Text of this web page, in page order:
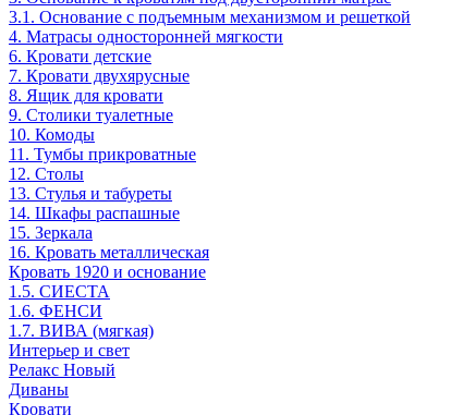
3.1. Основание с подъемным механизмом и решеткой
4. Матрасы односторонней мягкости
6. Кровати детские
7. Кровати двухярусные
8. Ящик для кровати
9. Столики туалетные
10. Комоды
11. Тумбы прикроватные
12. Столы
13. Стулья и табуреты
14. Шкафы распашные
15. Зеркала
16. Кровать металлическая
Кровать 1920 и основание
1.5. СИЕСТА
1.6. ФЕНСИ
1.7. ВИВА (мягкая)
Интерьер и свет
Релакс Новый
Диваны
Кровати